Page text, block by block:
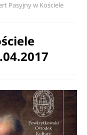
Pasyjny w Kościele